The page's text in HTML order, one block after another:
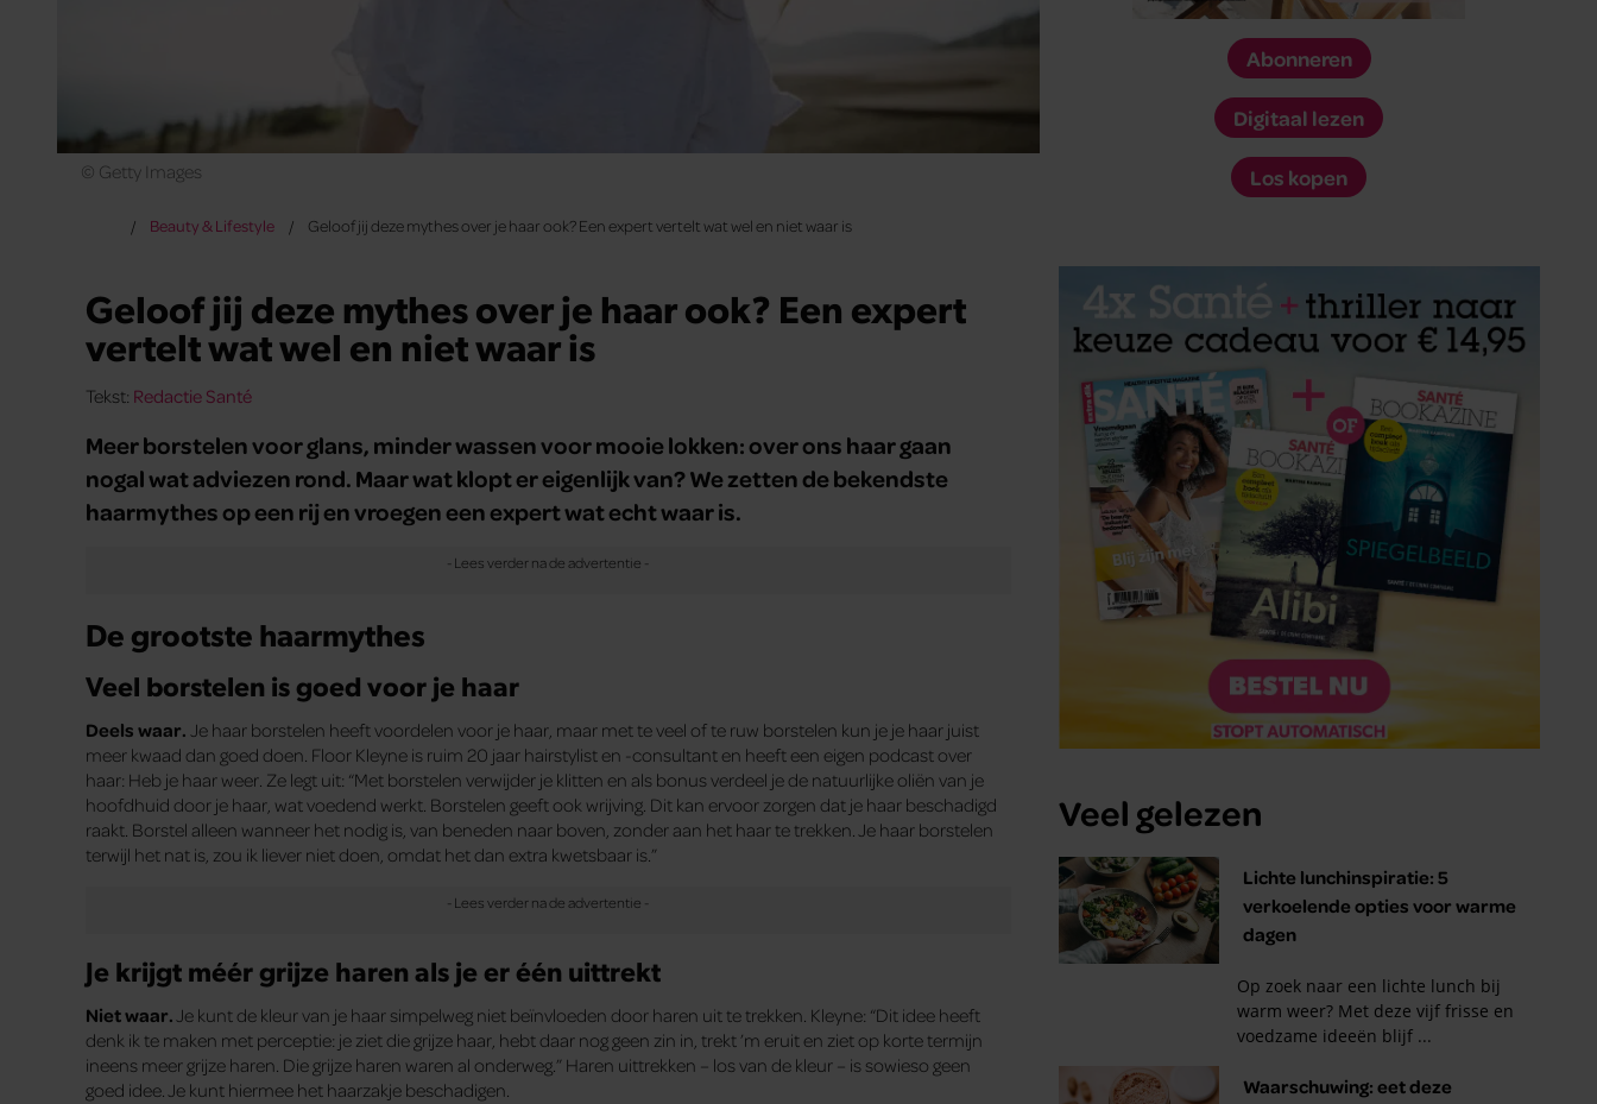
© Getty Images
Beauty & Lifestyle Geloof jij deze mythes over je haar ook? Een expert vertelt wat wel en niet waar is
Geloof jij deze mythes over je haar ook? Een expert
vertelt wat wel en niet waar is
Tekst: Redactie Santé
Meer borstelen voor glans, minder wassen voor mooie lokken: over ons haar gaan
nogal wat adviezen rond. Maar wat klopt er eigenlijk van? We zetten de bekendste
haarmythes op een rij en vroegen een expert wat echt waar is.
De grootste haarmythes
Veel borstelen is goed voor je haar
Deels waar. Je haar borstelen heeft voordelen voor je haar, maar met te veel of te ruw borstelen kun je je haar juist
meer kwaad dan goed doen. Floor Kleyne is ruim 20 jaar hairstylist en -consultant en heeft een eigen podcast over
haar: Heb je haar weer. Ze legt uit: “Met borstelen verwijder je klitten en als bonus verdeel je de natuurlijke oliën van je
hoofdhuid door je haar, wat voedend werkt. Borstelen geeft ook wrijving. Dit kan ervoor zorgen dat je haar beschadigd
raakt. Borstel alleen wanneer het nodig is, van beneden naar boven, zonder aan het haar te trekken. Je haar borstelen
terwijl het nat is, zou ik liever niet doen, omdat het dan extra kwetsbaar is.”
Je krijgt méér grijze haren als je er één uittrekt
Niet waar.Je kunt de kleur van je haar simpelweg niet beïnvloeden door haren uit te trekken. Kleyne: “Dit idee heeft
denk ik te maken met perceptie: je ziet die grijze haar, hebt daar nog geen zin in, trekt ’m eruit en ziet op korte termijn
ineens meer grijze haren. Die grijze haren waren al onderweg.” Haren uittrekken – los van de kleur – is sowieso geen
goed idee. Je kunt hiermee het haarzakje beschadigen.
Abonneren
Digitaal lezen
Los kopen